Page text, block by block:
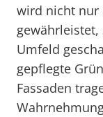
wird nicht nur
Umfeld
gepflegte
Fassaden